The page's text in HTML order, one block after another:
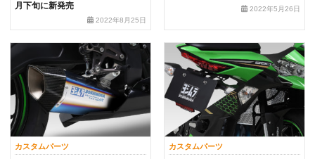
月下旬に新発売
2022年8月25日
2022年5月26日
カスタムパーツ カスタムパーツ